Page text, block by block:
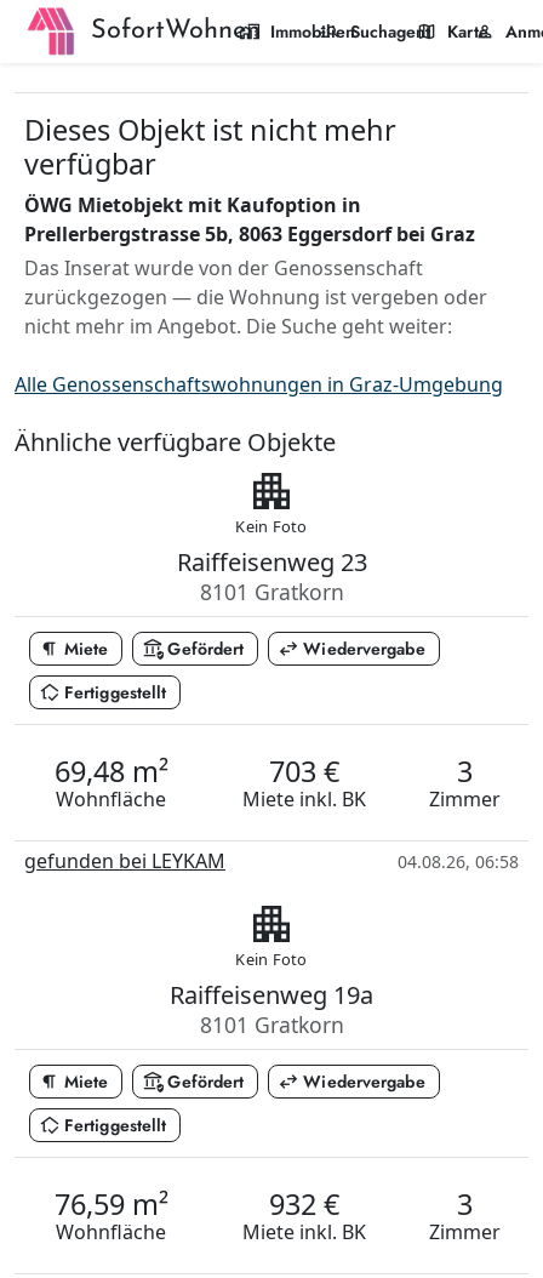
SofortWohnen
home_work Immobilien
manage_search Suchagent
map Karte
person
Dieses Objekt ist nicht mehr
verfügbar
ÖWG Mietobjekt mit Kaufoption in
Prellerbergstrasse 5b, 8063 Eggersdorf bei Graz
Das Inserat wurde von der Genossenschaft
zurückgezogen — die Wohnung ist vergeben oder
nicht mehr im Angebot. Die Suche geht weiter:
Alle Genossenschaftswohnungen in Graz-Umgebung
Ähnliche verfügbare Objekte
apartment
Kein Foto
Raiffeisenweg 23
8101 Gratkorn
format_paragraph Miete assured_workloadGefördert swap_horiz Wiedervergabe
in_home_mode Fertiggestellt
69,48 m²
Wohnfläche
703 €
Miete inkl. BK
3
Zimmer
gefunden bei LEYKAM 04.08.26, 06:58
apartment
Kein Foto
Raiffeisenweg 19a
8101 Gratkorn
format_paragraph Miete assured_workloadGefördert swap_horiz Wiedervergabe
in_home_mode Fertiggestellt
76,59 m²
Wohnfläche
932 €
Miete inkl. BK
3
Zimmer